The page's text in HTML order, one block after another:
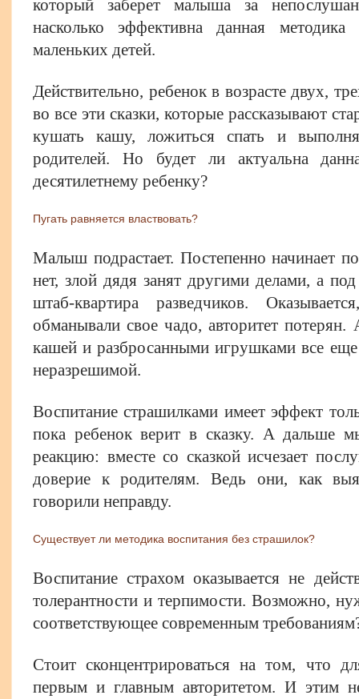
который заберет малыша за
насколько эффективна данная методика
маленьких детей.
Действительно, ребенок в возрасте двух,
во все эти сказки, которые рассказывают
кушать кашу, ложиться спать и
родителей. Но будет ли актуальна
десятилетнему ребенку?
Пугать равняется властвовать?
Малыш подрастает. Постепенно начинает
нет, злой дядя занят другими делами, а
штаб-квартира разведчиков.
обманывали свое чадо, авторитет
кашей и разбросанными игрушками все еще
неразрешимой.
Воспитание страшилками имеет эффект
пока ребенок верит в сказку. А дальше
реакцию: вместе со сказкой исчезает
доверие к родителям. Ведь они, как
говорили неправду.
Существует ли методика воспитания без страшилок?
Воспитание страхом оказывается не
толерантности и терпимости. Возможно,
соответствующее современным
Стоит сконцентрироваться на том, что
первым и главным авторитетом. И этим